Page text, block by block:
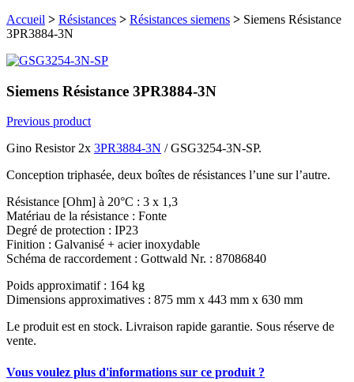
Accueil > Résistances > Résistances siemens > Siemens Résistance
3PR3884-3N
Siemens Résistance 3PR3884-3N
Previous product
Gino Resistor 2x 3PR3884-3N / GSG3254-3N-SP.
Conception triphasée, deux boîtes de résistances l’une sur l’autre.
Résistance [Ohm] à 20°C : 3 x 1,3
Matériau de la résistance : Fonte
Degré de protection : IP23
Finition : Galvanisé + acier inoxydable
Schéma de raccordement : Gottwald Nr. : 87086840
Poids approximatif : 164 kg
Dimensions approximatives : 875 mm x 443 mm x 630 mm
Le produit est en stock. Livraison rapide garantie. Sous réserve de
vente.
Vous voulez plus d'informations sur ce produit ?